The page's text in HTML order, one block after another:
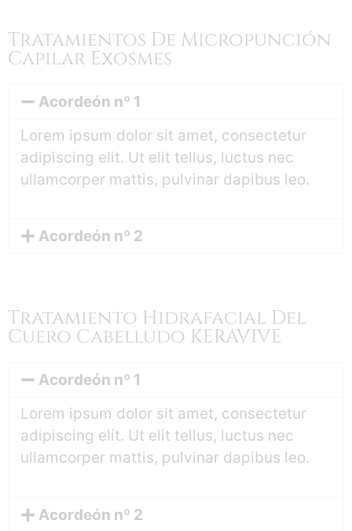
Tratamientos De Micropunción
Capilar Exosmes
Acordeón nº 1
Lorem ipsum dolor sit amet, consectetur
adipiscing elit. Ut elit tellus, luctus nec
ullamcorper mattis, pulvinar dapibus leo.
Acordeón nº 2
Tratamiento Hidrafacial Del
Cuero Cabelludo KERAVIVE
Acordeón nº 1
Lorem ipsum dolor sit amet, consectetur
adipiscing elit. Ut elit tellus, luctus nec
ullamcorper mattis, pulvinar dapibus leo.
Acordeón nº 2